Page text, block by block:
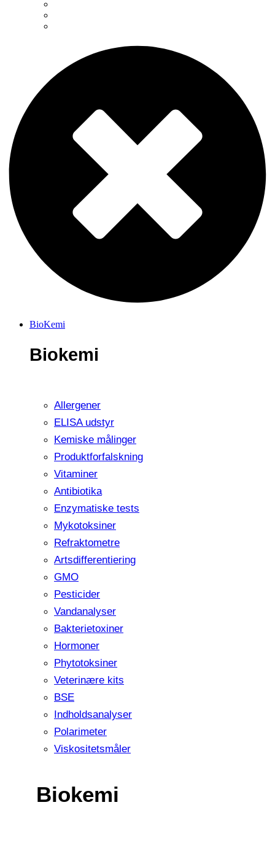
BioKemi
Biokemi
Allergener
ELISA udstyr
Kemiske målinger
Produktforfalskning
Vitaminer
Antibiotika
Enzymatiske tests
Mykotoksiner
Refraktometre
Artsdifferentiering
GMO
Pesticider
Vandanalyser
Bakterietoxiner
Hormoner
Phytotoksiner
Veterinære kits
BSE
Indholdsanalyser
Polarimeter
Viskositetsmåler
Biokemi